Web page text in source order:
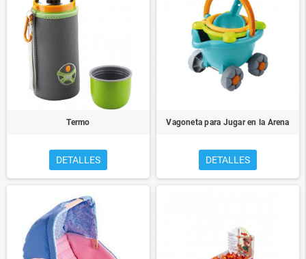
Termo
DETALLES
Vagoneta para Jugar en la Arena
DETALLES